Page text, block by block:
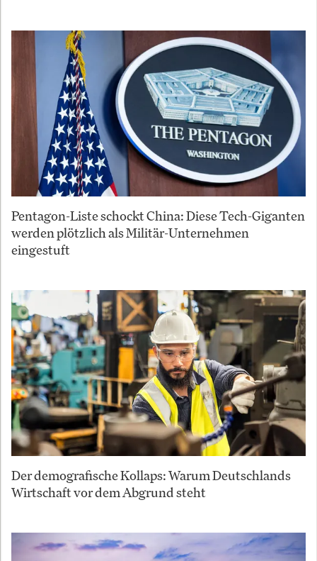
Pentagon-Liste schockt China: Diese Tech-Giganten
werden plötzlich als Militär-Unternehmen
eingestuft
Der demografische Kollaps: Warum Deutschlands
Wirtschaft vor dem Abgrund steht